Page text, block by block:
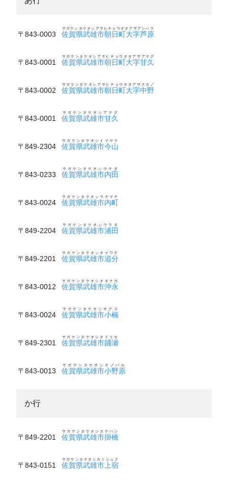
〒843-0003 佐賀県武雄市朝日町大字芦原
サガケンタケオシアサヒチョウオオアザアシハラ
〒843-0001 佐賀県武雄市朝日町大字甘久
サガケンタケオシアサヒチョウオオアザアマグ
〒843-0002 佐賀県武雄市朝日町大字中野
サガケンタケオシアサヒチョウオオアザナカノ
〒843-0001 佐賀県武雄市甘久
サガケンタケオシアマグ
〒849-2304 佐賀県武雄市今山
サガケンタケオシイマヤマ
〒843-0233 佐賀県武雄市内田
サガケンタケオシウチダ
〒843-0024 佐賀県武雄市内町
サガケンタケオシウチマチ
〒849-2204 佐賀県武雄市浦田
サガケンタケオシウラタ
〒849-2201 佐賀県武雄市追分
サガケンタケオシオイワケ
〒843-0012 佐賀県武雄市沖永
サガケンタケオシオキナガ
〒843-0024 佐賀県武雄市小楠
サガケンタケオシオグス
〒849-2301 佐賀県武雄市踊瀬
サガケンタケオシオドリセ
〒843-0013 佐賀県武雄市小野原
サガケンタケオシオノバル
か行
〒849-2201 佐賀県武雄市掛橋
サガケンタケオシカケハシ
〒843-0151 佐賀県武雄市上宿
サガケンタケオシカミシュク